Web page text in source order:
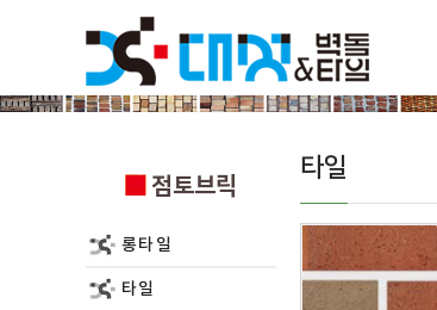
점토브릭
롱타일
타일
타일